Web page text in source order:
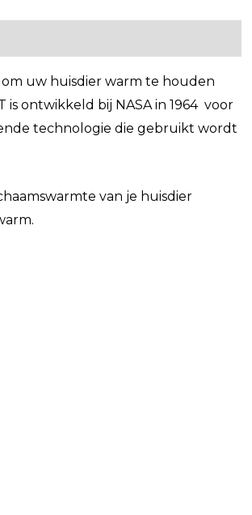
uw huisdier warm te houden
ontwikkeld bij NASA in 1964 voor
technologie die gebruikt wordt
van je huisdier